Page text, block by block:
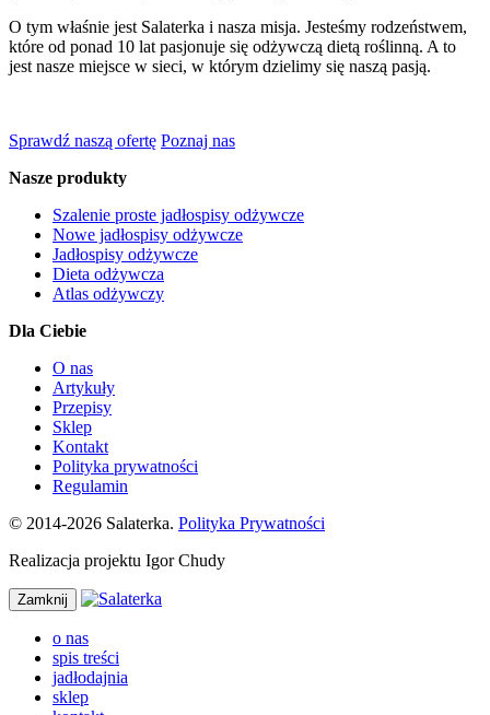
O tym właśnie jest Salaterka i nasza misja. Jesteśmy rodzeństwem,
które od ponad 10 lat pasjonuje się odżywczą dietą roślinną. A to
jest nasze miejsce w sieci, w którym dzielimy się naszą pasją.
Sprawdź naszą ofertę Poznaj nas
Nasze produkty
Szalenie proste jadłospisy odżywcze
Nowe jadłospisy odżywcze
Jadłospisy odżywcze
Dieta odżywcza
Atlas odżywczy
Dla Ciebie
O nas
Artykuły
Przepisy
Sklep
Kontakt
Polityka prywatności
Regulamin
© 2014-2026 Salaterka. Polityka Prywatności
Realizacja projektu Igor Chudy
Zamknij
o nas
spis treści
jadłodajnia
sklep